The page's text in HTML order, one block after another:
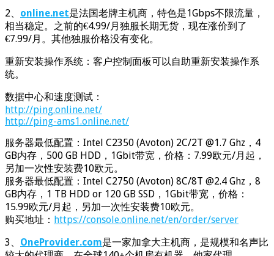
2、 online.net是法国老牌主机商，特色是1Gbps不限流量，
相当稳定。之前的€4.99/月独服长期无货，现在涨价到了
€7.99/月。其他独服价格没有变化。
重新安装操作系统：客户控制面板可以自助重新安装操作系
统。
数据中心和速度测试：
http://ping.online.net/
http://ping-ams1.online.net/
服务器最低配置：Intel C2350 (Avoton) 2C/2T @1.7 Ghz，4
GB内存，500 GB HDD，1Gbit带宽，价格：7.99欧元/月起，
另加一次性安装费10欧元。
服务器最低配置：Intel C2750 (Avoton) 8C/8T @2.4 Ghz，8
GB内存，1 TB HDD or 120 GB SSD，1Gbit带宽，价格：
15.99欧元/月起，另加一次性安装费10欧元。
购买地址： https://console.online.net/en/order/server
3、 OneProvider.com是一家加拿大主机商，是规模和名声比